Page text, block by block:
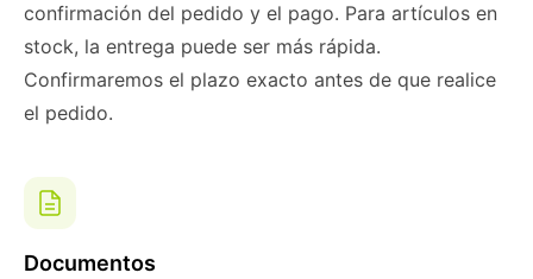
confirmación del pedido y el pago. Para artículos en
stock, la entrega puede ser más rápida.
Confirmaremos el plazo exacto antes de que realice
el pedido.
Documentos